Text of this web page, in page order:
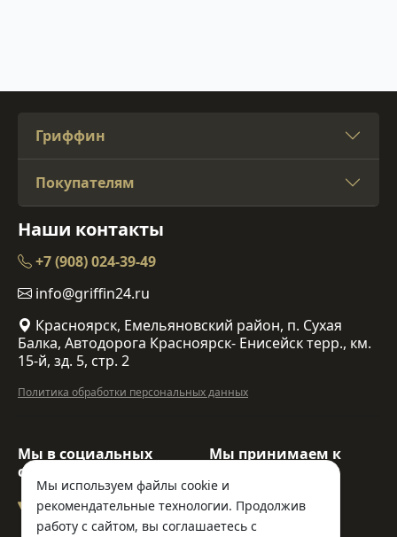
Мы используем файлы cookie и
рекомендательные технологии. Продолжив
работу с сайтом, вы соглашаетесь с
Гриффин
Покупателям
Наши контакты
+7 (908) 024-39-49
info@griffin24.ru
Красноярск, Емельяновский район, п. Сухая
Балка, Автодорога Красноярск- Енисейск терр., км.
15-й, зд. 5, стр. 2
Политика обработки персональных данных
Мы в социальных
сетях:
Мы принимаем к